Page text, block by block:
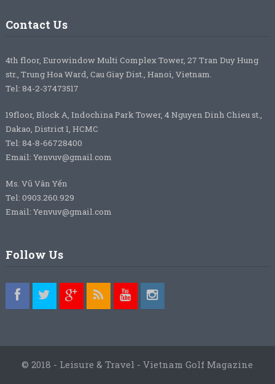
Contact Us
4th floor, Eurowindow Multi Complex Tower, 27 Tran Duy Hung
str., Trung Hoa Ward, Cau Giay Dist., Hanoi, Vietnam.
Tel: 84-2-37473517
19floor, Block A, Indochina Park Tower, 4 Nguyen Dinh Chieu st.,
Dakao, District 1, HCMC
Tel: 84-8-66728400
Email: Yenvuv@gmail.com
Ms. Vũ Vân Yến
Tel: 0903.260.929
Email: Yenvuv@gmail.com
Follow Us
© 2018 - Leisure & Travel - Vietnam Golf Magazine